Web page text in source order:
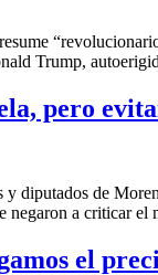
Trump,
pero
de
negaron a criticar
el